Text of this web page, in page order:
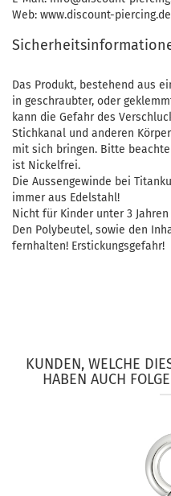
Web: www.discount-piercing.de
Das Produkt, bestehend aus
in geschraubter, oder
kann die Gefahr des
Stichkanal und anderen
mit sich bringen. Bitte
ist Nickelfrei.
Die Aussengewinde bei
immer aus Edelstahl!
Nicht für Kinder unter 3
Den Polybeutel, sowie den
fernhalten! Erstickungsgefahr!
KUNDEN, WELCHE
HABEN AUCH